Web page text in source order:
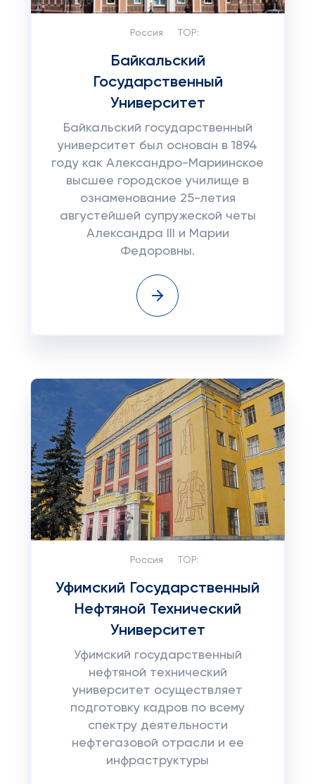
Россия TOP:
Байкальский
Государственный
Университет
Байкальский государственный
университет был основан в 1894
году как Александро-Мариинское
высшее городское училище в
ознаменование 25-летия
августейшей супружеской четы
Александра III и Марии
Федоровны.
Россия TOP:
Уфимский Государственный
Нефтяной Технический
Университет
Уфимский государственный
нефтяной технический
университет осуществляет
подготовку кадров по всему
спектру деятельности
нефтегазовой отрасли и ее
инфраструктуры